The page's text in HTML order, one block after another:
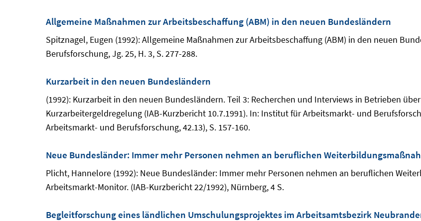
Allgemeine Maßnahmen zur Arbeitsbeschaffung (ABM) in den neuen Bundesländern
Spitznagel, Eugen (1992): Allgemeine Maßnahmen zur Arbeitsbeschaffung (ABM) in den neuen
Berufsforschung, Jg. 25, H. 3, S. 277-288.
Kurzarbeit in den neuen Bundesländern
(1992): Kurzarbeit in den neuen Bundesländern. Teil 3: Recherchen und Interviews in Betrieben
Kurzarbeitergeldregelung (IAB-Kurzbericht 10.7.1991). In: Institut für Arbeitsmarkt- und
Arbeitsmarkt- und Berufsforschung, 42.13), S. 157-160.
Neue Bundesländer: Immer mehr Personen nehmen an beruflichen
Plicht, Hannelore (1992): Neue Bundesländer: Immer mehr Personen nehmen an beruflichen
Arbeitsmarkt-Monitor. (IAB-Kurzbericht 22/1992), Nürnberg, 4 S.
Begleitforschung eines ländlichen Umschulungsprojektes im Arbeitsamtsbezirk